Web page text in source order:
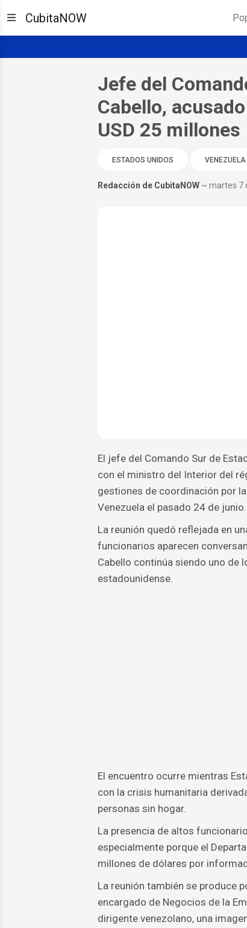
CubitaNOW
Jefe del
Cabello,
USD 25 millones
ESTADOS UNIDOS VENEZUELA
Redacción de CubitaNOW ~ martes 7
El jefe del Comando Sur de
con el ministro del Interior del
gestiones de coordinación por
Venezuela el pasado 24 de junio.
La reunión quedó reflejada en
funcionarios aparecen
Cabello continúa siendo uno de
estadounidense.
El encuentro ocurre mientras
con la crisis humanitaria
personas sin hogar.
La presencia de altos
especialmente porque el
millones de dólares por
La reunión también se produce
encargado de Negocios de la
dirigente venezolano, una